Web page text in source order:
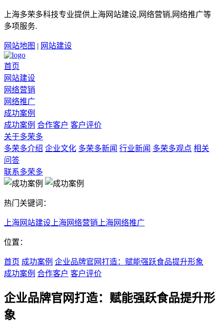
上海多荣多科技专业提供上海网站建设,网络营销,网络推广等
多项服务.
网站地图 | 网站建设
首页
网站建设
网络营销
网络推广
成功案例
成功案例 合作客户 客户评价
关于多荣多
多荣多介绍 企业文化 多荣多新闻 行业新闻 多荣多观点 相关
问答
联系多荣多
热门关键词：
上海网站建设 上海网络营销 上海网络推广
位置：
首页 成功案例 企业品牌官网打造：赋能强跃食品提升形象
成功案例 合作客户 客户评价
企业品牌官网打造：赋能强跃食品提升形
象